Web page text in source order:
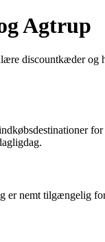
Agtrup
discountkæder
er nemt tilgængelig